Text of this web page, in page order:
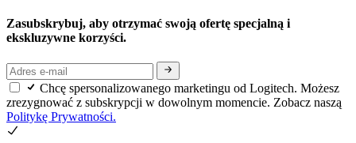
Zasubskrybuj, aby otrzymać swoją ofertę specjalną i
ekskluzywne korzyści.
Chcę spersonalizowanego marketingu od Logitech. Możesz
zrezygnować z subskrypcji w dowolnym momencie. Zobacz naszą
Politykę Prywatności.